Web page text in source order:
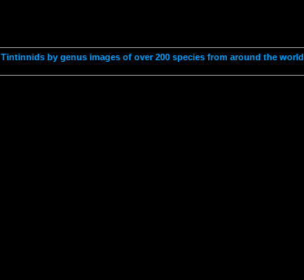
Tintinnids by genus images of over 200 species from around the world